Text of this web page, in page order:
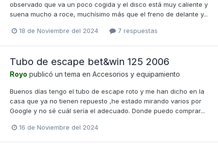
observado que va un poco cogida y el disco está muy caliente y
suena mucho a roce, muchísimo más que el freno de delante y...
18 de Noviembre del 2024 7 respuestas
Tubo de escape bet&win 125 2006
Royo publicó un tema en Accesorios y equipamiento
Buenos días tengo el tubo de escape roto y me han dicho en la
casa que ya no tienen repuesto ,he estado mirando varios por
Google y no sé cuál sería el adecuado. Donde puedo comprar...
16 de Noviembre del 2024